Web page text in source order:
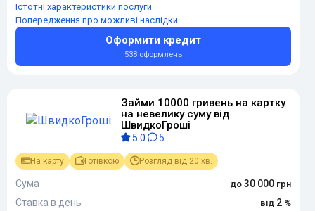
Істотні характеристики послуги
Попередження про можливі наслідки
Оформити кредит
538 оформлень
Займи 10000 гривень на картку
на невелику суму від
ШвидкоГроші
5.0 5
На карту Готівкою Розгляд від 20 хв.
Сума
30 000
Ставка в день
2